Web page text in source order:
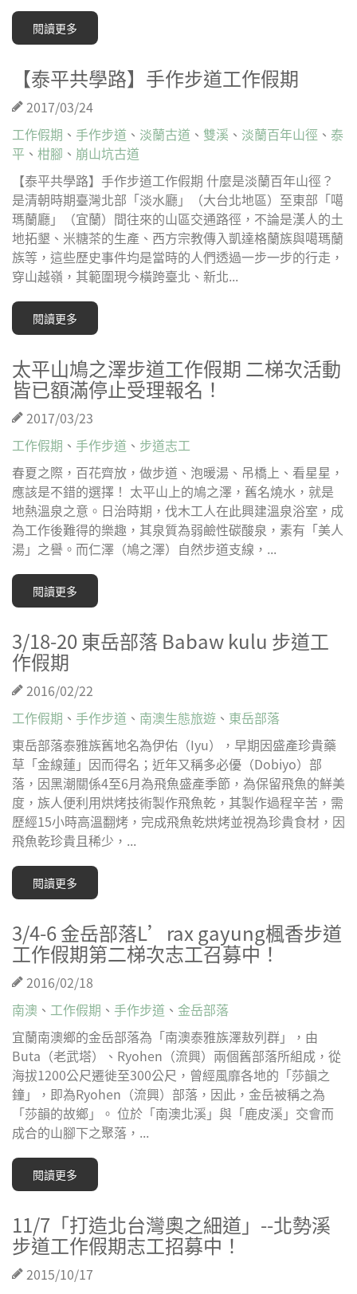
閱讀更多
【泰平共學路】手作步道工作假期
2017/03/24
工作假期 、 手作步道 、 淡蘭古道 、 雙溪 、 淡蘭百年山徑 、 泰
平 、 柑腳 、 崩山坑古道
【泰平共學路】手作步道工作假期 什麼是淡蘭百年山徑？
是清朝時期臺灣北部「淡水廳」（大台北地區）至東部「噶
瑪蘭廳」（宜蘭）間往來的山區交通路徑，不論是漢人的土
地拓墾、米糖茶的生產、西方宗教傳入凱達格蘭族與噶瑪蘭
族等，這些歷史事件均是當時的人們透過一步一步的行走，
穿山越嶺，其範圍現今橫跨臺北、新北...
閱讀更多
太平山鳩之澤步道工作假期 二梯次活動
皆已額滿停止受理報名！
2017/03/23
工作假期 、 手作步道 、 步道志工
春夏之際，百花齊放，做步道、泡暖湯、吊橋上、看星星，
應該是不錯的選擇！ 太平山上的鳩之澤，舊名燒水，就是
地熱溫泉之意。日治時期，伐木工人在此興建溫泉浴室，成
為工作後難得的樂趣，其泉質為弱鹼性碳酸泉，素有「美人
湯」之譽。而仁澤（鳩之澤）自然步道支線，...
閱讀更多
3/18-20 東岳部落 Babaw kulu 步道工
作假期
2016/02/22
工作假期 、 手作步道 、 南澳生態旅遊 、 東岳部落
東岳部落泰雅族舊地名為伊佑（Iyu），早期因盛產珍貴藥
草「金線蓮」因而得名；近年又稱多必優（Dobiyo）部
落，因黑潮關係4至6月為飛魚盛產季節，為保留飛魚的鮮美
度，族人便利用烘烤技術製作飛魚乾，其製作過程辛苦，需
歷經15小時高溫翻烤，完成飛魚乾烘烤並視為珍貴食材，因
飛魚乾珍貴且稀少，...
閱讀更多
3/4-6 金岳部落L’rax gayung楓香步道
工作假期第二梯次志工召募中！
2016/02/18
南澳 、 工作假期 、 手作步道 、 金岳部落
宜蘭南澳鄉的金岳部落為「南澳泰雅族澤敖列群」，由
Buta（老武塔）、Ryohen（流興）兩個舊部落所組成，從
海拔1200公尺遷徙至300公尺，曾經風靡各地的「莎韻之
鐘」，即為Ryohen（流興）部落，因此，金岳被稱之為
「莎韻的故鄉」。 位於「南澳北溪」與「鹿皮溪」交會而
成合的山腳下之聚落，...
閱讀更多
11/7「打造北台灣奧之細道」--北勢溪
步道工作假期志工招募中！
2015/10/17